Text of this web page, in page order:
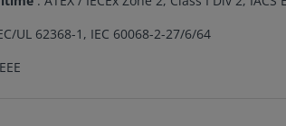
UL 62368-1, IEC 60068-2-27/6/64